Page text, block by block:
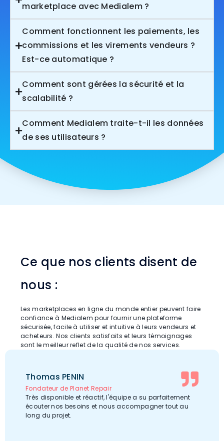
marketplace avec Medialem ?
Comment fonctionnent les paiements, les
commissions et les virements vendeurs ?
Est-ce automatique ?
Comment sont gérées la sécurité et la
scalabilité ?
Comment Medialem traite-t-il les données
de ses utilisateurs ?
Ce que nos clients disent de
nous :​
Les marketplaces en ligne du monde entier peuvent faire
confiance à Medialem pour fournir une plateforme
sécurisée, facile à utiliser et intuitive à leurs vendeurs et
acheteurs. Nos clients satisfaits et leurs témoignages
sont le meilleur reflet de la qualité de nos services.
Thomas PENIN
Fondateur de Planet Repair
Très disponible et réactif, l'équipe a su parfaitement
écouter nos besoins et nous accompagner tout au
long du projet.